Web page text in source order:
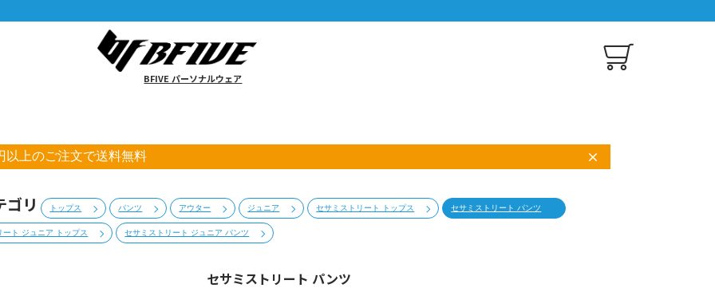
BFIVE パーソナルウェア
以上のご注文で送料無料
ゴリ トップス パンツ アウター ジュニア セサミストリート トップス セサミストリート パンツ
ート ジュニア トップス セサミストリート ジュニア パンツ
セサミストリート パンツ